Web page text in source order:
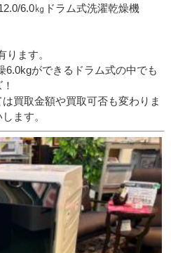
6.0㎏ドラム式洗濯乾燥機
ります。
6.0kgができるドラム式の中でも
買取金額や買取可否も変わりま
ます。